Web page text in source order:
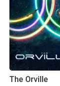
The Orville